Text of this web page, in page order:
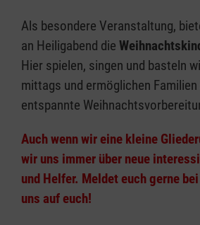
Als besondere Veranstaltung,
an Heiligabend die
Hier spielen, singen und basteln
mittags und ermöglichen Familien
entspannte
Auch wenn wir eine kleine
wir uns immer über neue
und Helfer. Meldet euch gerne
uns auf euch!